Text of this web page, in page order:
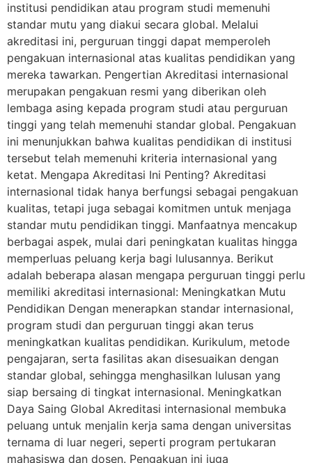
institusi pendidikan atau program studi memenuhi
standar mutu yang diakui secara global. Melalui
akreditasi ini, perguruan tinggi dapat memperoleh
pengakuan internasional atas kualitas pendidikan yang
mereka tawarkan. Pengertian Akreditasi internasional
merupakan pengakuan resmi yang diberikan oleh
lembaga asing kepada program studi atau perguruan
tinggi yang telah memenuhi standar global. Pengakuan
ini menunjukkan bahwa kualitas pendidikan di institusi
tersebut telah memenuhi kriteria internasional yang
ketat. Mengapa Akreditasi Ini Penting? Akreditasi
internasional tidak hanya berfungsi sebagai pengakuan
kualitas, tetapi juga sebagai komitmen untuk menjaga
standar mutu pendidikan tinggi. Manfaatnya mencakup
berbagai aspek, mulai dari peningkatan kualitas hingga
memperluas peluang kerja bagi lulusannya. Berikut
adalah beberapa alasan mengapa perguruan tinggi perlu
memiliki akreditasi internasional: Meningkatkan Mutu
Pendidikan Dengan menerapkan standar internasional,
program studi dan perguruan tinggi akan terus
meningkatkan kualitas pendidikan. Kurikulum, metode
pengajaran, serta fasilitas akan disesuaikan dengan
standar global, sehingga menghasilkan lulusan yang
siap bersaing di tingkat internasional. Meningkatkan
Daya Saing Global Akreditasi internasional membuka
peluang untuk menjalin kerja sama dengan universitas
ternama di luar negeri, seperti program pertukaran
mahasiswa dan dosen. Pengakuan ini juga